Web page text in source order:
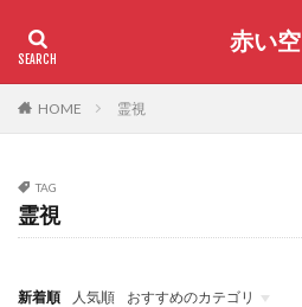
赤い空
HOME 霊視
TAG
霊視
新着順 人気順
おすすめのカテゴリ